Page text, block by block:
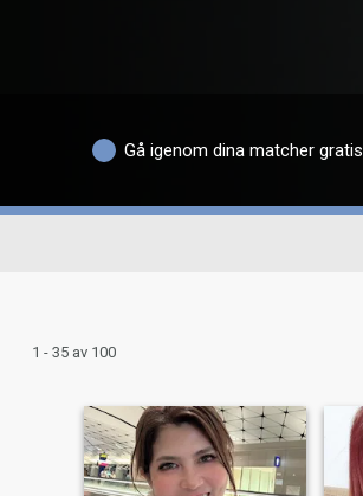
Gå igenom dina matcher gratis
1 - 35 av 100